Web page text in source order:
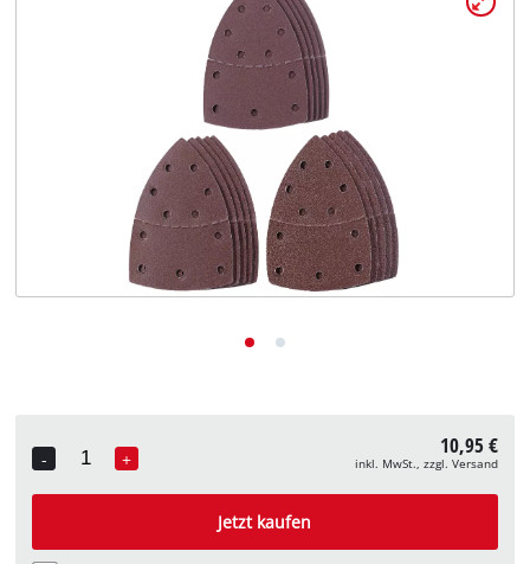
-
Quantity
+ 10,95 €
inkl. MwSt., zzgl. Versand
Jetzt kaufen